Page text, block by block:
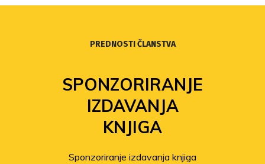
PREDNOSTI ČLANSTVA
SPONZORIRANJE
IZDAVANJA
KNJIGA
Sponzoriranje izdavanja knjiga